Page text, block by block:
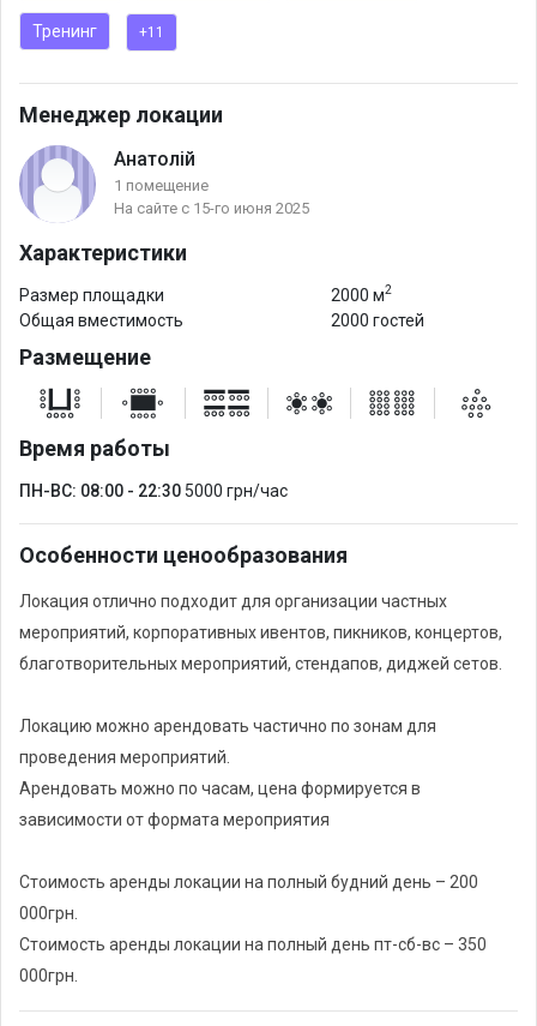
Тренинг +11
Менеджер локации
Анатолій
1 помещение
На сайте с 15-го июня 2025
Характеристики
Размер площадки 2000 м2
Общая вместимость 2000 гостей
Размещение
Время работы
ПН-ВС: 08:00 - 22:30 5000 грн/час
Особенности ценообразования
Локация отлично подходит для организации частных
мероприятий, корпоративных ивентов, пикников, концертов,
благотворительных мероприятий, стендапов, диджей сетов.
Локацию можно арендовать частично по зонам для
проведения мероприятий.
Арендовать можно по часам, цена формируется в
зависимости от формата мероприятия
Стоимость аренды локации на полный будний день – 200
000грн.
Стоимость аренды локации на полный день пт-сб-вс – 350
000грн.